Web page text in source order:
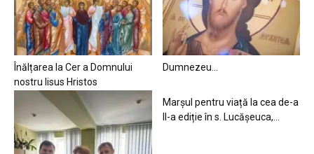
Înălțarea la Cer a Domnului
nostru Iisus Hristos
Dumnezeu…
Marșul pentru viață la cea de-a
II-a ediție în s. Lucășeuca,...